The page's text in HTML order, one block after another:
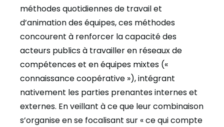
méthodes quotidiennes de travail et
d’animation des équipes, ces méthodes
concourent à renforcer la capacité des
acteurs publics à travailler en réseaux de
compétences et en équipes mixtes («
connaissance coopérative »), intégrant
nativement les parties prenantes internes et
externes. En veillant à ce que leur combinaison
s’organise en se focalisant sur « ce qui compte